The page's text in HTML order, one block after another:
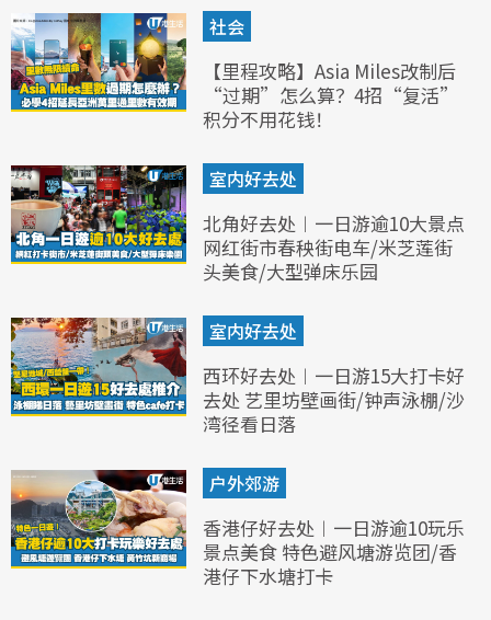
社会
【里程攻略】Asia Miles改制后
“过期”怎么算？4招“复活”
积分不用花钱！
室内好去处
北角好去处︱一日游逾10大景点
网红街市春秧街电车/米芝莲街
头美食/大型弹床乐园
室内好去处
西环好去处︱一日游15大打卡好
去处 艺里坊壁画街/钟声泳棚/沙
湾径看日落
户外郊游
香港仔好去处︱一日游逾10玩乐
景点美食 特色避风塘游览团/香
港仔下水塘打卡